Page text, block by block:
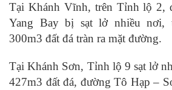
Tại Khánh Vĩnh, trên Tỉnh lộ 2,
Yang Bay bị sạt lở nhiều nơi,
300m3 đất đá tràn ra mặt đường.
Tại Khánh Sơn, Tỉnh lộ 9 sạt lở
427m3 đất đá, đường Tô Hạp –